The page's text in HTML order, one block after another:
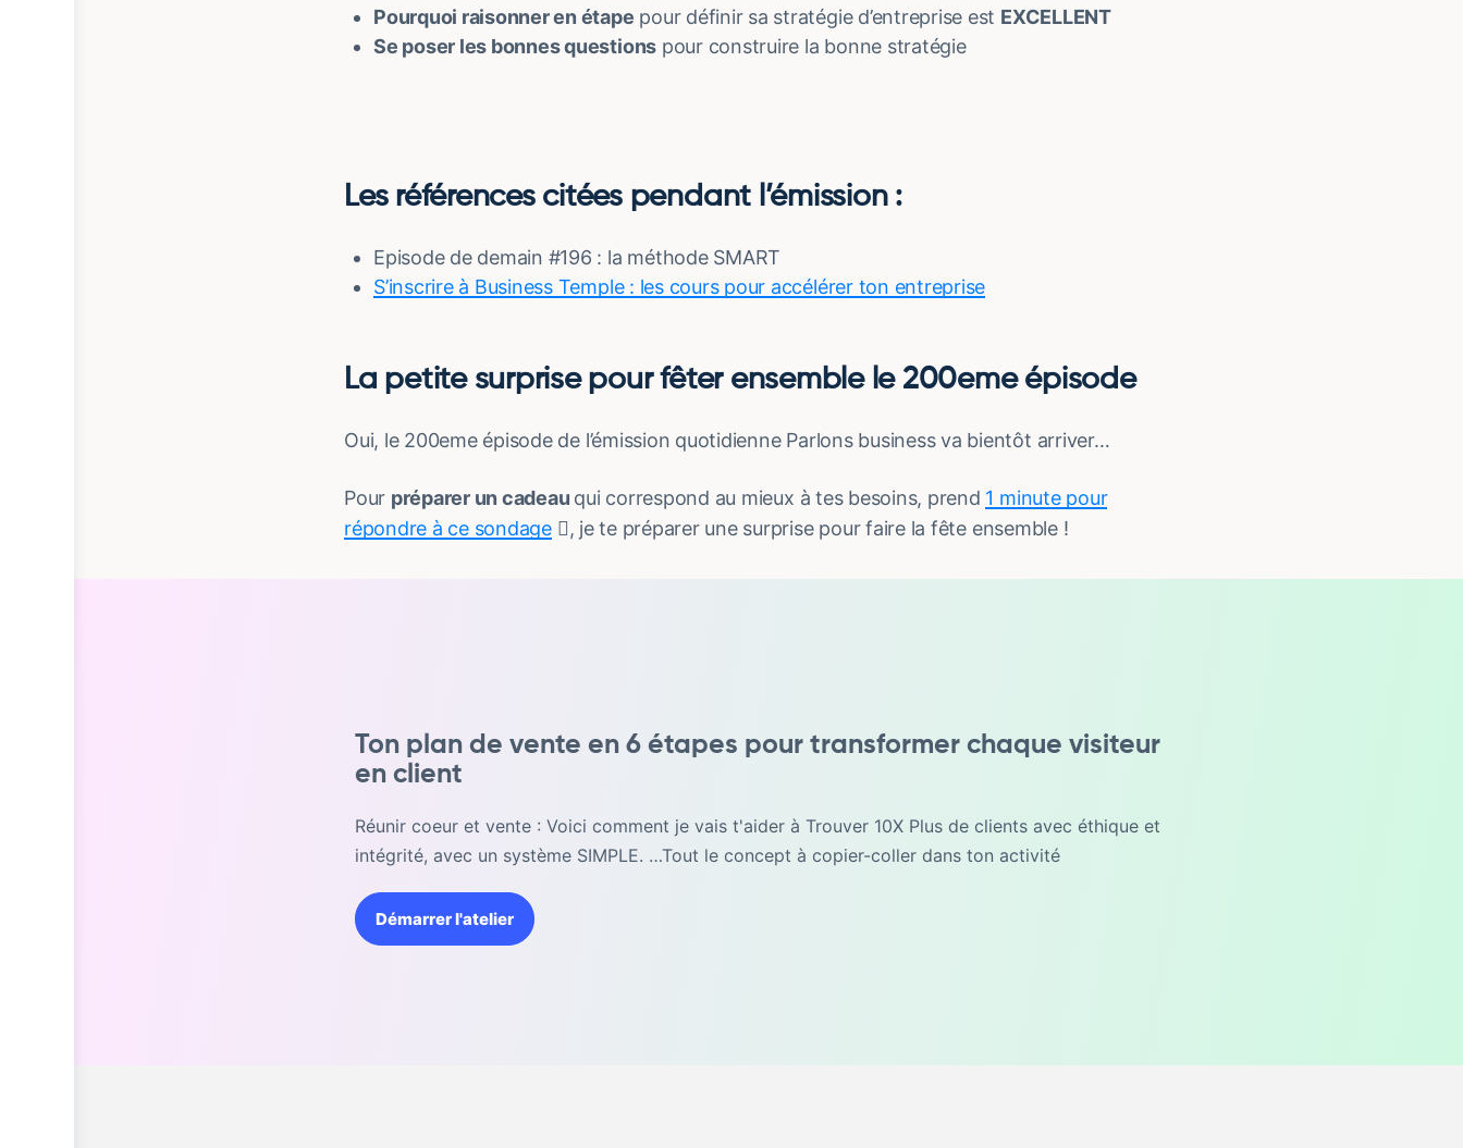
Pourquoi raisonner en étape pour définir sa stratégie d’entreprise est EXCELLENT
Se poser les bonnes questions pour construire la bonne stratégie
Les références citées pendant l’émission :
Episode de demain #196 : la méthode SMART
S’inscrire à Business Temple : les cours pour accélérer ton entreprise
La petite surprise pour fêter ensemble le 200eme épisode
Oui, le 200eme épisode de l’émission quotidienne Parlons business va bientôt arriver…
Pour préparer un cadeau qui correspond au mieux à tes besoins, prend 1 minute pour
répondre à ce sondage  , je te préparer une surprise pour faire la fête ensemble !
Ton plan de vente en 6 étapes pour transformer chaque visiteur
en client
Réunir coeur et vente : Voici comment je vais t'aider à Trouver 10X Plus de clients avec éthique et
intégrité, avec un système SIMPLE. …Tout le concept à copier-coller dans ton activité
Démarrer l'atelier